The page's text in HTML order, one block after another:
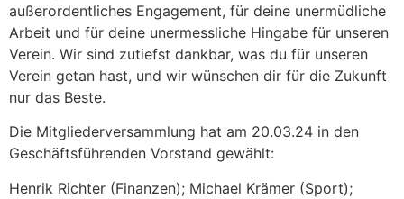
außerordentliches Engagement, für deine unermüdliche
Arbeit und für deine unermessliche Hingabe für unseren
Verein. Wir sind zutiefst dankbar, was du für unseren
Verein getan hast, und wir wünschen dir für die Zukunft
nur das Beste.
Die Mitgliederversammlung hat am 20.03.24 in den
Geschäftsführenden Vorstand gewählt:
Henrik Richter (Finanzen); Michael Krämer (Sport);